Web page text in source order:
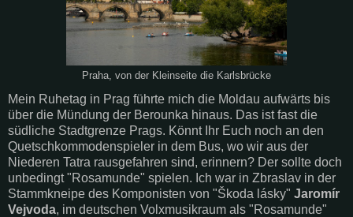
Praha, von der Kleinseite die Karlsbrücke
Mein Ruhetag in Prag führte mich die Moldau aufwärts bis
über die Mündung der Berounka hinaus. Das ist fast die
südliche Stadtgrenze Prags. Könnt Ihr Euch noch an den
Quetschkommodenspieler in dem Bus, wo wir aus der
Niederen Tatra rausgefahren sind, erinnern? Der sollte doch
unbedingt "Rosamunde" spielen. Ich war in Zbraslav in der
Stammkneipe des Komponisten von "Škoda lásky" Jaromír
Vejvoda, im deutschen Volxmusikraum als "Rosamunde"